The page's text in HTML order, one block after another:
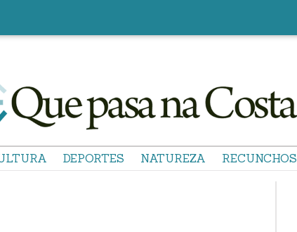
DEPORTES NATUREZA RECUNCHOS